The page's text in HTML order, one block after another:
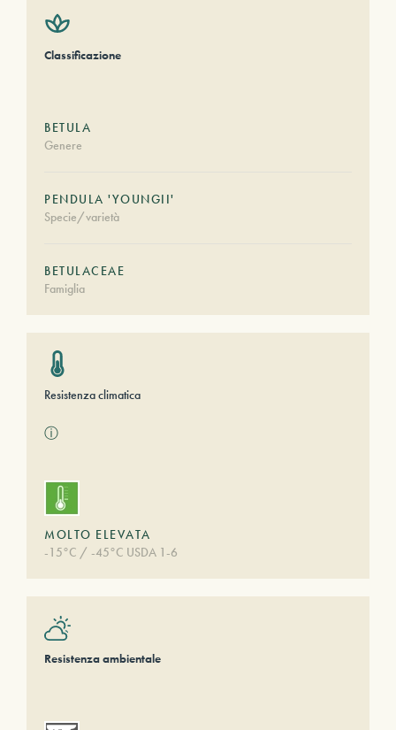
Classificazione
BETULA
Genere
PENDULA 'YOUNGII'
Specie/varietà
BETULACEAE
Famiglia
Resistenza climatica
ⓘ
MOLTO ELEVATA
-15°C / -45°C USDA 1-6
Resistenza ambientale